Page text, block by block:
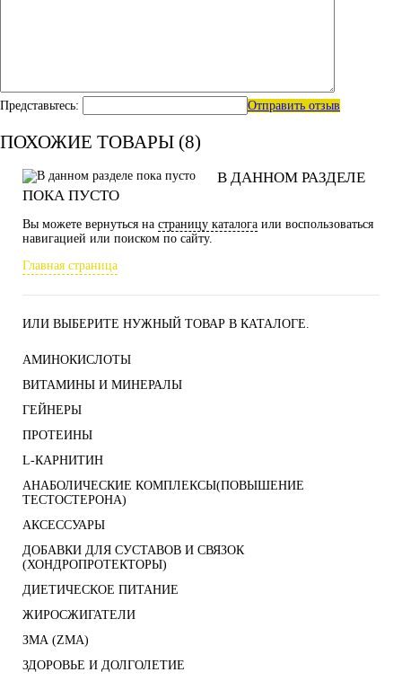
Представьтесь: Отправить отзыв
ПОХОЖИЕ ТОВАРЫ (8)
В ДАННОМ РАЗДЕЛЕ
ПОКА ПУСТО
Вы можете вернуться на страницу каталога или воспользоваться
навигацией или поиском по сайту.
Главная страница
ИЛИ ВЫБЕРИТЕ НУЖНЫЙ ТОВАР В КАТАЛОГЕ.
АМИНОКИСЛОТЫ
ВИТАМИНЫ И МИНЕРАЛЫ
ГЕЙНЕРЫ
ПРОТЕИНЫ
L-КАРНИТИН
АНАБОЛИЧЕСКИЕ КОМПЛЕКСЫ(ПОВЫШЕНИЕ
ТЕСТОСТЕРОНА)
АКСЕССУАРЫ
ДОБАВКИ ДЛЯ СУСТАВОВ И СВЯЗОК
(ХОНДРОПРОТЕКТОРЫ)
ДИЕТИЧЕСКОЕ ПИТАНИЕ
ЖИРОСЖИГАТЕЛИ
ЗМА (ZMA)
ЗДОРОВЬЕ И ДОЛГОЛЕТИЕ